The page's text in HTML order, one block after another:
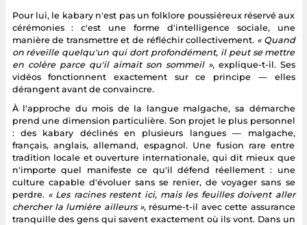
Pour lui, le kabary n'est pas un folklore poussiéreux réservé aux
cérémonies : c'est une forme d'intelligence sociale, une
manière de transmettre et de réfléchir collectivement. « Quand
on réveille quelqu'un qui dort profondément, il peut se mettre
en colère parce qu'il aimait son sommeil », explique-t-il. Ses
vidéos fonctionnent exactement sur ce principe — elles
dérangent avant de convaincre.
À l'approche du mois de la langue malgache, sa démarche
prend une dimension particulière. Son projet le plus personnel
: des kabary déclinés en plusieurs langues — malgache,
français, anglais, allemand, espagnol. Une fusion rare entre
tradition locale et ouverture internationale, qui dit mieux que
n'importe quel manifeste ce qu'il défend réellement : une
culture capable d'évoluer sans se renier, de voyager sans se
perdre. « Les racines restent ici, mais les feuilles doivent aller
chercher la lumière ailleurs », résume-t-il avec cette assurance
tranquille des gens qui savent exactement où ils vont. Dans un